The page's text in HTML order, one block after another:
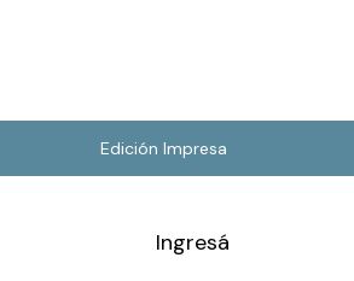
Edición Impresa
Ingresá